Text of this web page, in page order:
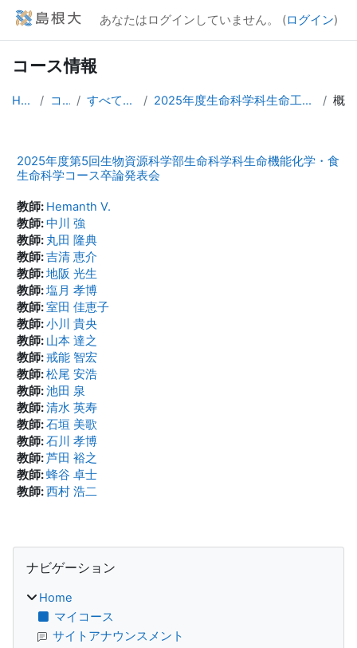
メインコンテンツへスキップする
あなたはログインしていません。 (ログイン)
コース情報
Home コース すべてのコース 2025年度生命科学科生命工系コース卒論発表会
2025年度第5回生物資源科学部生命科学科生命機能化学・食
生命科学コース卒論発表会
教師: Hemanth V.
教師:中川 強
教師: 丸田 隆典
教師:吉清 恵介
教師:地阪 光生
教師:塩月 孝博
教師:室田 佳恵子
教師:小川 貴央
教師: 山本 達之
教師:戒能 智宏
教師:松尾 安浩
教師:池田 泉
教師:清水 英寿
教師:石垣 美歌
教師:石川 孝博
教師:芦田 裕之
教師:蜂谷 卓士
教師:西村 浩二
ブロック
ナビゲーション
Home
マイコース
サイトアナウンスメント